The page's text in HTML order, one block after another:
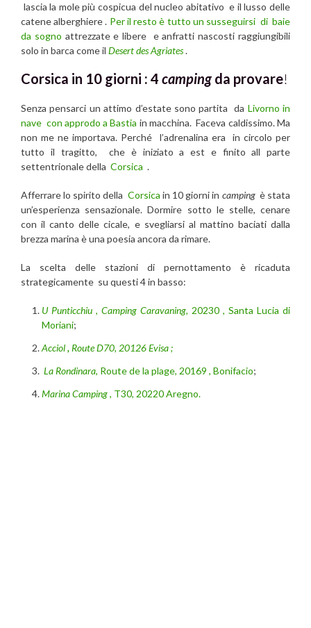
lascia la mole più cospicua del nucleo abitativo e il lusso delle
catene alberghiere . Per il resto è tutto un susseguirsi di baie
da sogno attrezzate e libere e anfratti nascosti raggiungibili
solo in barca come il Desert des Agriates.
Corsica in 10 giorni : 4 camping da provare!
Senza pensarci un attimo d’estate sono partita da Livorno in
nave con approdo a Bastia in macchina. Faceva caldissimo. Ma
non me ne importava. Perché l’adrenalina era in circolo per
tutto il tragitto, che è iniziato a est e finito all parte
settentrionale della Corsica .
Afferrare lo spirito della Corsica in 10 giorni in campingè stata
un’esperienza sensazionale. Dormire sotto le stelle, cenare
con il canto delle cicale, e svegliarsi al mattino baciati dalla
brezza marina è una poesia ancora da rimare.
La scelta delle stazioni di pernottamento è ricaduta
strategicamente su questi 4 in basso:
U Punticchiu , Camping Caravaning, 20230 , Santa Lucia di
Moriani;
Acciol, Route D70, 20126 Evisa ;
La Rondinara, Route de la plage, 20169 , Bonifacio;
Marina Camping, T30, 20220 Aregno.